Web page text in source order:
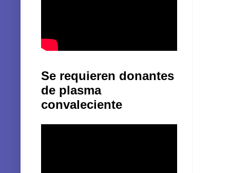
Se requieren donantes
de plasma
convaleciente